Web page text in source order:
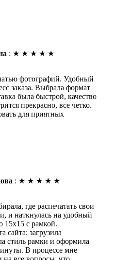
: ★ ★ ★ ★ ★
фотографий. Удобный
заказа. Выбрала формат
была быстрой, качество
прекрасно, все четко.
для приятных
: ★ ★ ★ ★ ★
где распечатать свои
и наткнулась на удобный
15х15 с рамкой.
сайта: загрузила
стиль рамки и оформила
В процессе мне